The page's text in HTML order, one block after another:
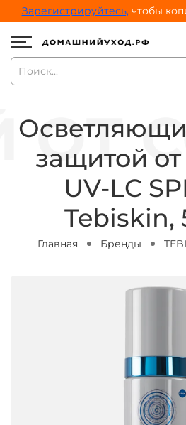
Зарегистрируйтесь,чтобы
защитой
UV-LC
Tebiskin,
Главная Бренды